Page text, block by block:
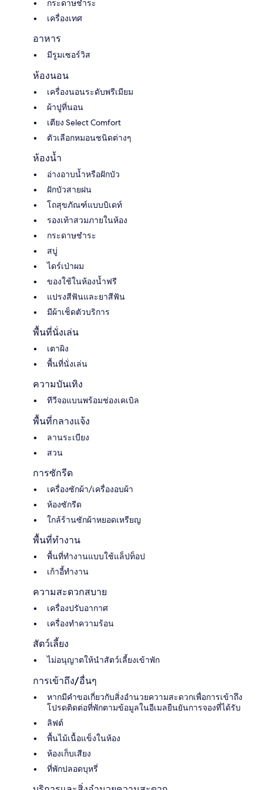
กระดาษชำระ
เครื่องเทศ
อาหาร
มีรูมเซอร์วิส
ห้องนอน
เครื่องนอนระดับพรีเมียม
ผ้าปูที่นอน
เตียง Select Comfort
ตัวเลือกหมอนชนิดต่างๆ
ห้องน้ำ
อ่างอาบน้ำหรือฝักบัว
ฝักบัวสายฝน
โถสุขภัณฑ์แบบบิเดท์
รองเท้าสวมภายในห้อง
กระดาษชำระ
สบู่
ไดร์เป่าผม
ของใช้ในห้องน้ำฟรี
แปรงสีฟันและยาสีฟัน
มีผ้าเช็ดตัวบริการ
พื้นที่นั่งเล่น
เตาผิง
พื้นที่นั่งเล่น
ความบันเทิง
ทีวีจอแบนพร้อมช่องเคเบิล
พื้นที่กลางแจ้ง
ลานระเบียง
สวน
การซักรีด
เครื่องซักผ้า/เครื่องอบผ้า
ห้องซักรีด
ใกล้ร้านซักผ้าหยอดเหรียญ
พื้นที่ทำงาน
พื้นที่ทำงานแบบใช้แล็ปท็อป
เก้าอี้ทำงาน
ความสะดวกสบาย
เครื่องปรับอากาศ
เครื่องทำความร้อน
สัตว์เลี้ยง
ไม่อนุญาตให้นำสัตว์เลี้ยงเข้าพัก
การเข้าถึง/อื่นๆ
หากมีคำขอเกี่ยวกับสิ่งอำนวยความสะดวกเพื่อการเข้าถึง
โปรดติดต่อที่พักตามข้อมูลในอีเมลยืนยันการจองที่ได้รับ
ลิฟต์
พื้นไม้เนื้อแข็งในห้อง
ห้องเก็บเสียง
ที่พักปลอดบุหรี่